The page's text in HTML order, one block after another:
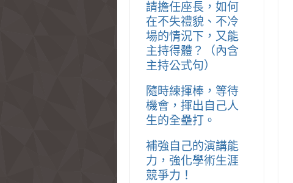
請擔任座長，如何
在不失禮貌、不冷
場的情況下，又能
主持得體？（內含
主持公式句）
隨時練揮棒，等待
機會，揮出自己人
生的全壘打。
補強自己的演講能
力，強化學術生涯
競爭力！